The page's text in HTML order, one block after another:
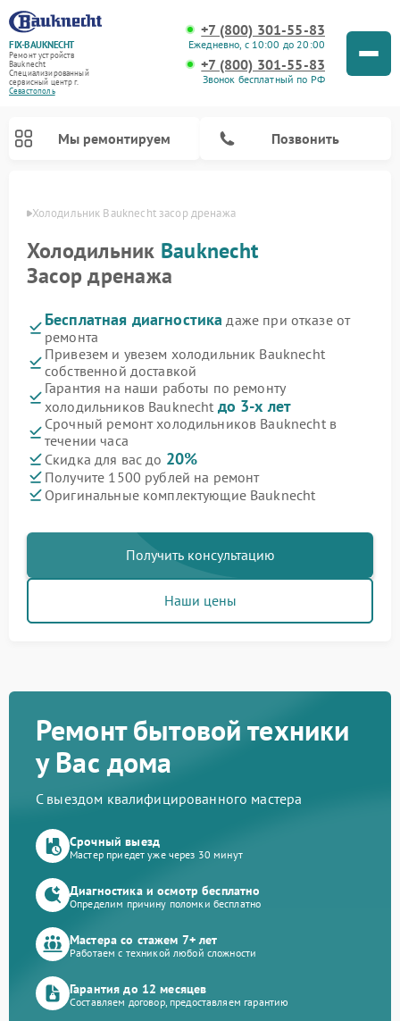
FIX-BAUKNECHT
Ремонт устройств
Bauknecht
Специализированный
cервисный центр г.
Севастополь
+7 (800) 301-55-83
Ежедневно, с 10:00 до 20:00
+7 (800) 301-55-83
Звонок бесплатный по РФ
Мы ремонтируем Позвонить
Холодильник Bauknecht засор дренажа
Холодильник Bauknecht
Засор дренажа
Бесплатная диагностика даже при отказе от
ремонта
Привезем и увезем холодильник Bauknecht
собственной доставкой
Гарантия на наши работы по ремонту
холодильников Bauknecht до 3-х лет
Срочный ремонт холодильников Bauknecht в
течении часа
Скидка для вас до 20%
Получите 1500 рублей на ремонт
Оригинальные комплектующие Bauknecht
Получить консультацию
Наши цены
Ремонт бытовой техники
у Вас дома
С выездом квалифицированного мастера
Срочный выезд
Мастер приедет уже через 30 минут
Диагностика и осмотр бесплатно
Определим причину поломки бесплатно
Мастера со стажем 7+ лет
Работаем с техникой любой сложности
Гарантия до 12 месяцев
Составляем договор, предоставляем гарантию